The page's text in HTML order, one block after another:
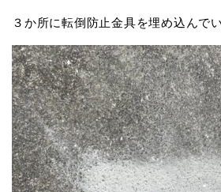
３か所に転倒防止金具を埋め込んで